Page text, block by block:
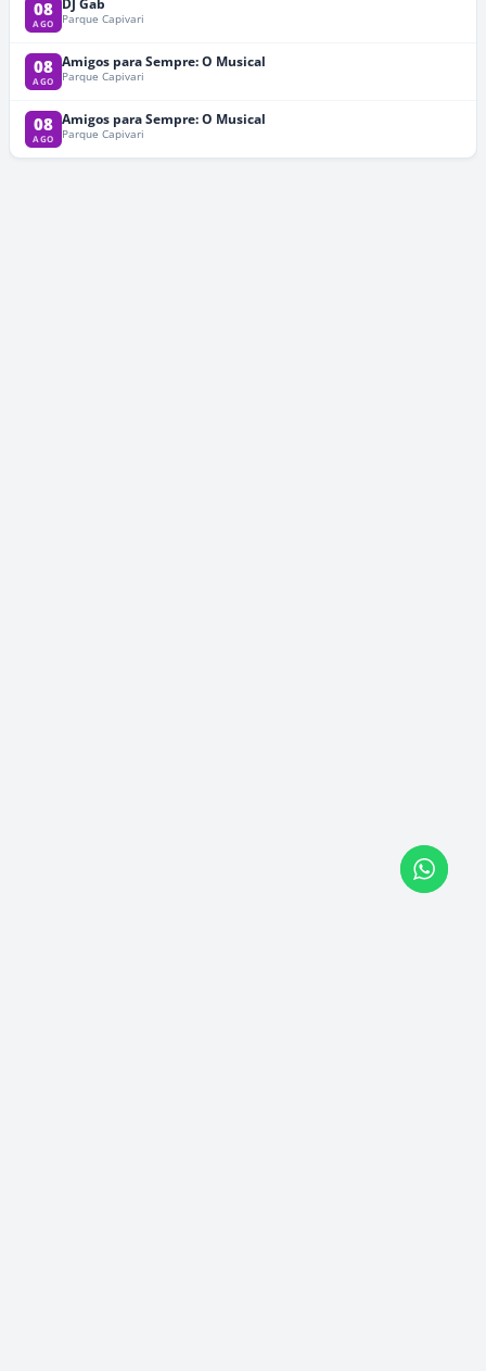
08
AGO
DJ Gab
Parque Capivari
08
AGO
Amigos para Sempre: O Musical
Parque Capivari
08
AGO
Amigos para Sempre: O Musical
Parque Capivari